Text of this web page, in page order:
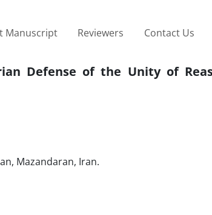
Manuscript Reviewers Contact Us
Defense of the Unity of
Mazandaran, Iran.